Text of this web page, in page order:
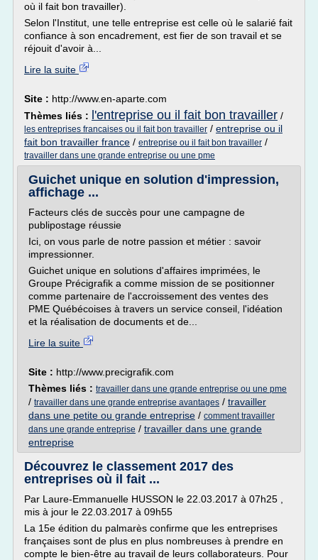
où il fait bon travailler).
Selon l'Institut, une telle entreprise est celle où le salarié fait
confiance à son encadrement, est fier de son travail et se
réjouit d'avoir à...
Lire la suite
Site : http://www.en-aparte.com
Thèmes liés :
l'entreprise ou il fait bon travailler /
les entreprises francaises ou il fait bon travailler / entreprise ou il
fait bon travailler france / entreprise ou il fait bon travailler /
travailler dans une grande entreprise ou une pme
Guichet unique en solution d'impression,
affichage ...
Facteurs clés de succès pour une campagne de
publipostage réussie
Ici, on vous parle de notre passion et métier : savoir
impressionner.
Guichet unique en solutions d'affaires imprimées, le
Groupe Précigrafik a comme mission de se positionner
comme partenaire de l'accroissement des ventes des
PME Québécoises à travers un service conseil, l'idéation
et la réalisation de documents et de...
Lire la suite
Site : http://www.precigrafik.com
Thèmes liés : travailler dans une grande entreprise ou une pme
/ travailler dans une grande entreprise avantages / travailler
dans une petite ou grande entreprise / comment travailler
dans une grande entreprise / travailler dans une grande
entreprise
Découvrez le classement 2017 des
entreprises où il fait ...
Par Laure-Emmanuelle HUSSON le 22.03.2017 à 07h25 ,
mis à jour le 22.03.2017 à 09h55
La 15e édition du palmarès confirme que les entreprises
françaises sont de plus en plus nombreuses à prendre en
compte le bien-être au travail de leurs collaborateurs. Pour